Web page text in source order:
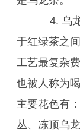
4. 乌龙
于红绿茶之
工艺最复杂
也被人称为喝
主要花色有
丛、冻顶乌龙